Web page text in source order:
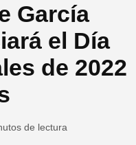
García
el Día
de 2022
de lectura